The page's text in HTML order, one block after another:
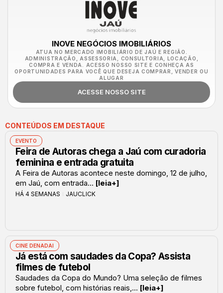
INOVE NEGÓCIOS IMOBILIÁRIOS
ATUA NO MERCADO IMOBILIÁRIO DE JAÚ E REGIÃO.
ADMINISTRAÇÃO, ASSESSORIA, CONSULTORIA, LOCAÇÃO,
COMPRA E VENDA. ACESSO NOSSO SITE E CONHEÇA AS
OPORTUNIDADES PARA VOCÊ QUE DESEJA COMPRAR, VENDER OU
ALUGAR
ACESSE NOSSO SITE
CONTEÚDOS EM DESTAQUE
EVENTO
Feira de Autoras chega a Jaú com curadoria
feminina e entrada gratuita
A Feira de Autoras acontece neste domingo, 12 de julho,
em Jaú, com entrada... [leia+]
HÁ 4 SEMANAS JAUCLICK
CINE DENADAI
Já está com saudades da Copa? Assista
filmes de futebol
Saudades da Copa do Mundo? Uma seleção de filmes
sobre futebol, com histórias reais,... [leia+]